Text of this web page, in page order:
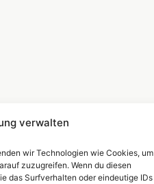
verwalten
wir Technologien wie Cookies, um
zuzugreifen. Wenn du diesen
das Surfverhalten oder eindeutige IDs